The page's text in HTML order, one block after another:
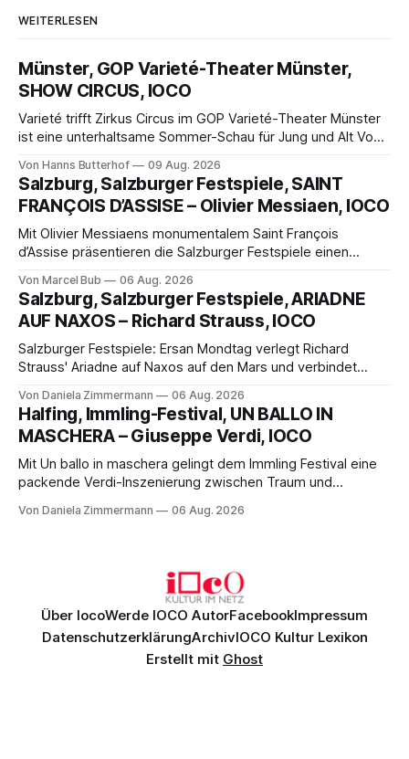
WEITERLESEN
Münster, GOP Varieté-Theater Münster,
SHOW CIRCUS, IOCO
Varieté trifft Zirkus Circus im GOP Varieté-Theater Münster
ist eine unterhaltsame Sommer-Schau für Jung und Alt Von
Münster der Vorhang zur neuen Show Circus hebt, erkundet
wohl auch eine junge Frau, wie es ist, wenn der Zirkus ins
Varieté kommt.
Von Hanns Butterhof 09 Aug. 2026
Salzburg, Salzburger Festspiele, SAINT
FRANÇOIS D’ASSISE – Olivier Messiaen, IOCO
Mit Olivier Messiaens monumentalem Saint François
d’Assise präsentieren die Salzburger Festspiele einen
eine bildgewaltige Inszenierung, Maxime Pascal entfaltet
die komplexe Partitur eindrucksvoll, Philippe Sly berührt als
Franziskus.
Von Marcel Bub 06 Aug. 2026
Salzburg, Salzburger Festspiele, ARIADNE
AUF NAXOS – Richard Strauss, IOCO
Salzburger Festspiele: Ersan Mondtag verlegt Richard
Strauss' Ariadne auf Naxos auf den Mars und verbindet
Aufführung mit starken Solisten und den Wiener
Philharmonikern, szenisch bleibt der zweite Akt jedoch
hinter den Erwartungen zurück.
Von Daniela Zimmermann 06 Aug. 2026
Halfing, Immling-Festival, UN BALLO IN
MASCHERA – Giuseppe Verdi, IOCO
Mit Un ballo in maschera gelingt dem Immling Festival eine
packende Verdi-Inszenierung zwischen Traum und
psychologische Tiefe mit starken Bildern, getragen von
Von Daniela Zimmermann 06 Aug. 2026
Über IocoWerde IOCO AutorFacebookImpressum
DatenschutzerklärungArchivIOCO Kultur Lexikon
Erstellt mit Ghost